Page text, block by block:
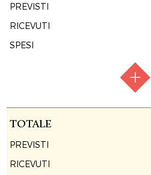
PREVISTI
RICEVUTI
SPESI
PREVISIONE COSTO
TOTALE
PREVISTI
RICEVUTI